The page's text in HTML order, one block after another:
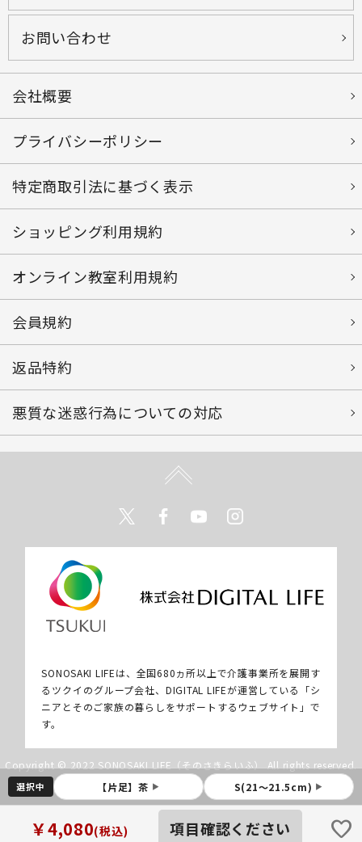
選択中 【片足】茶 ▶ S(21～21.5cm) ▶
￥4,080(税込) 項目確認ください favorite
お問い合わせ
会社概要
プライバシーポリシー
特定商取引法に基づく表示
ショッピング利用規約
オンライン教室利用規約
会員規約
返品特約
悪質な迷惑行為についての対応
TwitterFacebookYoutube
SONOSAKI LIFEは、全国680ヵ所以上で介護事業所を展開す
るツクイのグループ会社、DIGITAL LIFEが運営している「シ
ニアとそのご家族の暮らしをサポートするウェブサイト」で
す。
Copyright © 2022 SONOSAKI LIFE（そのさきらいふ） All rights reserved.